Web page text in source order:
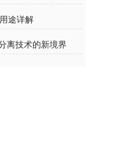
途详解
离技术的新境界